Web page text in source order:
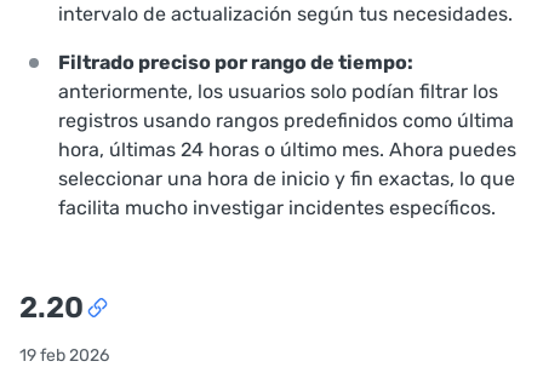
intervalo de actualización según tus necesidades.
Filtrado preciso por rango de tiempo:
anteriormente, los usuarios solo podían filtrar los
registros usando rangos predefinidos como última
hora, últimas 24 horas o último mes. Ahora puedes
seleccionar una hora de inicio y fin exactas, lo que
facilita mucho investigar incidentes específicos.
2.20
19 feb 2026